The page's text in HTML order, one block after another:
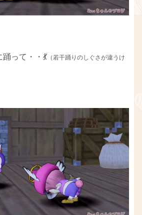
って・・💃 （若干踊りのしぐさが違うけ